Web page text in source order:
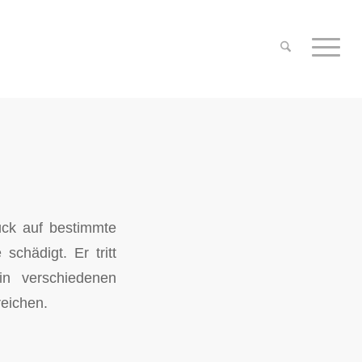
auf bestimmte
schädigt. Er tritt
verschiedenen